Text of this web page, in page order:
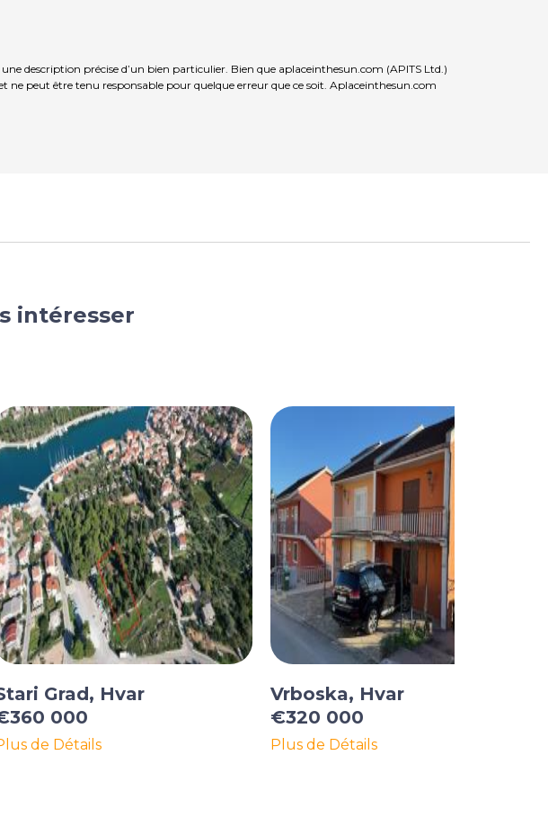
description précise d’un bien particulier. Bien que aplaceinthesun.com (APITS Ltd.)
peut être tenu responsable pour quelque erreur que ce soit. Aplaceinthesun.com
intéresser
Grad, Hvar
000
de Détails
Vrboska, Hvar
€320 000
Plus de Détails